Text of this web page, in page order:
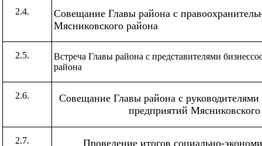
2.4.
Совещание Главы района с
Мясниковского района
2.5.
Встреча Главы района с представителями
района
2.6.
Совещание Главы района с руководителями
предприятий
2.7. Проведение итогов социально-